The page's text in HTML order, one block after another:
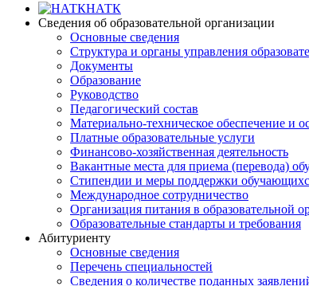
НАТК
Сведения об образовательной организации
Основные сведения
Структура и органы управления
Документы
Образование
Руководство
Педагогический состав
Материально-техническое обеспечение и
Платные образовательные услуги
Финансово-хозяйственная деятельность
Вакантные места для приема (перевода)
Стипендии и меры поддержки
Международное сотрудничество
Организация питания в образовательной
Образовательные стандарты и требования
Абитуриенту
Основные сведения
Перечень специальностей
Cведения о количестве поданных